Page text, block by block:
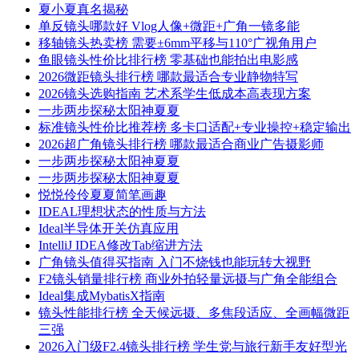
夏小夏真名揭秘
单反镜头哪款好 Vlog人像+微距+广角一镜多能
移轴镜头热卖榜 需要±6mm平移与110°广视角用户
鱼眼镜头性价比排行榜 零基础也能拍出电影感
2026微距镜头排行榜 哪款最适合专业静物特写
2026镜头选购指南 艺术系学生低成本高表现方案
一步两步探秘太阳神夏夏
标准镜头性价比推荐榜 多卡口适配+专业操控+稳定输出
2026超广角镜头排行榜 哪款最适合商业广告摄影师
一步两步探秘太阳神夏夏
一步两步探秘太阳神夏夏
悦悦伶伶夏夏简笔画趣
IDEAL理想状态的性质与方法
Ideal半导体开关仿真应用
IntelliJ IDEA修改Tab缩进方法
广角镜头值得买指南 入门不烧钱也能玩转大视野
F2镜头销量排行榜 商业外拍轻量远摄与广角全能组合
Ideal集成MybatisX指南
镜头性能排行榜 全天候远摄、多焦段适应、全画幅微距
三强
2026入门级F2.4镜头排行榜 学生党与旅行新手友好型光